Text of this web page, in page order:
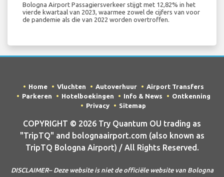
Bologna Airport Passagiersverkeer stijgt met 12,82% in het
vierde kwartaal van 2023, waarmee zowel de cijfers van voor
de pandemie als die van 2022 worden overtroffen.
Home Vluchten Autoverhuur
Airport Transfers
Parkeren
Hotelboekingen Info & News
Ontkenning
Privacy
Sitemap
COPYRIGHT © 2026 Try Quantum OU trading as
"TripTQ" and bolognaairport.com (also known as
TripTQ Bologna Airport) / All Rights Reserved.
DISCLAIMER– Deze website is niet de officiële website van Bologna